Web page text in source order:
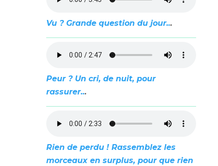
Vu ? Grande question du jour...
Peur ? Un cri, de nuit, pour
rassurer...
Rien de perdu ! Rassemblez les
morceaux en surplus, pour que rien